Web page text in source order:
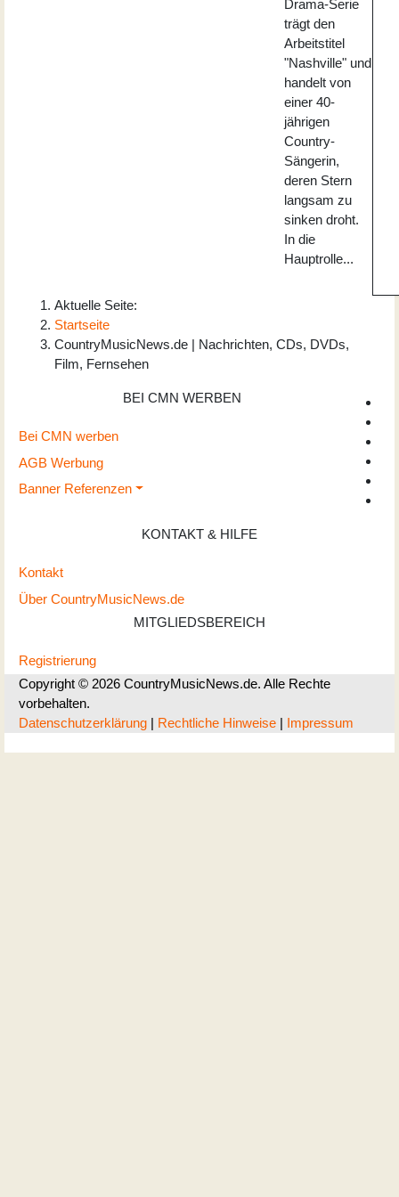
Drama-Serie
trägt den
Arbeitstitel
"Nashville" und
handelt von
einer 40-
jährigen
Country-
Sängerin,
deren Stern
langsam zu
sinken droht.
In die
Hauptrolle...
Aktuelle Seite:
Startseite
CountryMusicNews.de | Nachrichten, CDs, DVDs,
Film, Fernsehen
BEI CMN WERBEN
Bei CMN werben
AGB Werbung
Banner Referenzen
KONTAKT & HILFE
Kontakt
Über CountryMusicNews.de
MITGLIEDSBEREICH
Registrierung
Copyright © 2026 CountryMusicNews.de. Alle Rechte
vorbehalten.
Datenschutzerklärung | Rechtliche Hinweise | Impressum